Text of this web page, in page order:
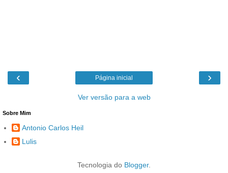
‹ ›
Página inicial
Ver versão para a web
Sobre Mim
Antonio Carlos Heil
Lulis
Tecnologia do Blogger.